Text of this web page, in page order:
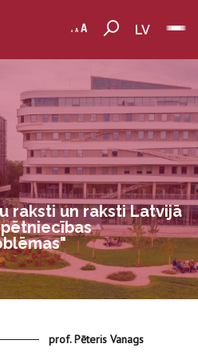
LV
raksti un raksti Latvijā
prof. Pēteris Vanags